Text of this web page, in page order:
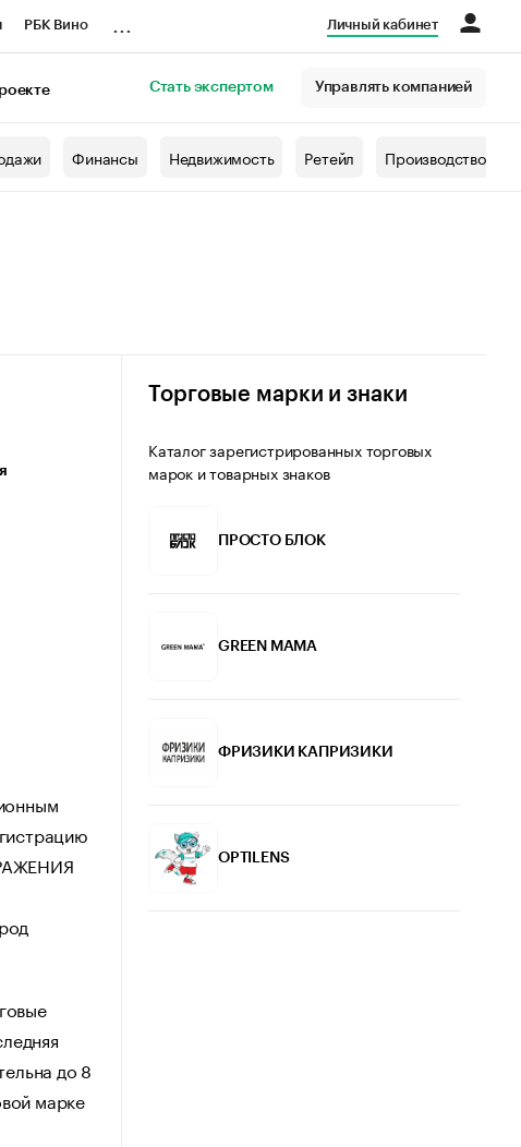
РБК Вино Личный кабинет
Стать экспертом Управлять компанией
Финансы Недвижимость Ретейл Производство
до 8
марке
Торговые марки и знаки
Каталог зарегистрированных торговых
марок и товарных знаков
ПРОСТО БЛОК
GREEN МАМА
ФРИЗИКИ КАПРИЗИКИ
OPTILENS